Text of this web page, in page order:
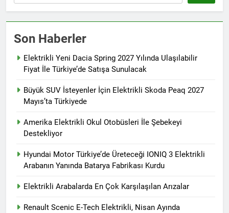
Son Haberler
Elektrikli Yeni Dacia Spring 2027 Yılında Ulaşılabilir
Fiyat İle Türkiye’de Satışa Sunulacak
Büyük SUV İsteyenler İçin Elektrikli Skoda Peaq 2027
Mayıs’ta Türkiyede
Amerika Elektrikli Okul Otobüsleri İle Şebekeyi
Destekliyor
Hyundai Motor Türkiye’de Üreteceği IONIQ 3 Elektrikli
Arabanın Yanında Batarya Fabrikası Kurdu
Elektrikli Arabalarda En Çok Karşılaşılan Arızalar
Renault Scenic E-Tech Elektrikli, Nisan Ayında